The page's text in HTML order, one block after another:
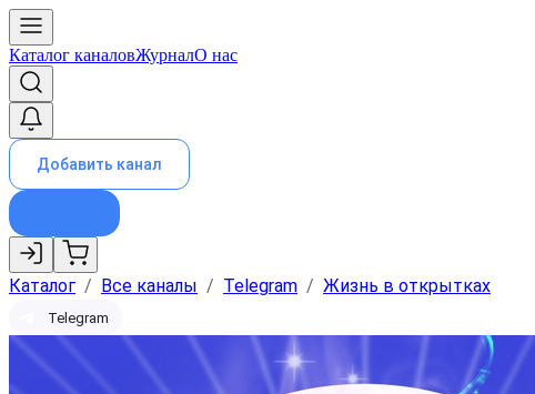
Каталог каналовЖурналО нас
Добавить канал
Каталог / Все каналы / Telegram / Жизнь в открытках
Telegram